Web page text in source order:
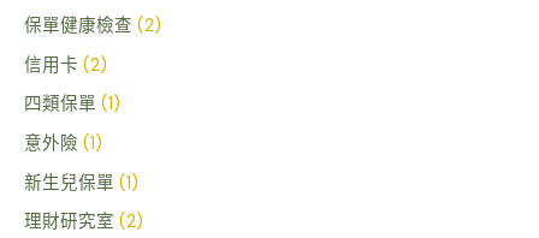
:保單健康檢查 (2)
信用卡 (2)
四類保單 (1)
意外險 (1)
新生兒保單 (1)
理財研究室 (2)